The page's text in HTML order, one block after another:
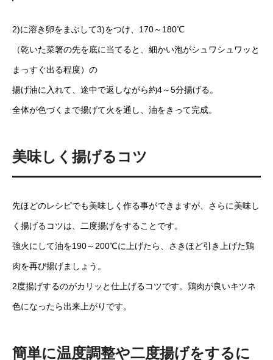
2)に溶き卵をまぶして3)をつけ、170～180℃
（乾いた菜箸の先を底に当てると、細かい泡がシュワシュワッと
まっすぐ出る程度）の
揚げ油に入れて、途中で返しながら約4～5分揚げる。
全体が色づくまで揚げて火を通し、油をきって完成。
美味しく揚げるコツ
先ほどのレシピでも美味しく作る事ができますが、さらに美味し
く揚げるコツは、二度揚げをすることです。
強火にして油を190～200℃に上げたら、さきほど引き上げた鶏
肉を再び揚げましょう。
2度揚げするのがカリッと仕上げるコツです。鶏肉が良いキツネ
色になったら出来上がりです。
簡単に温度調整や二度揚げをするに